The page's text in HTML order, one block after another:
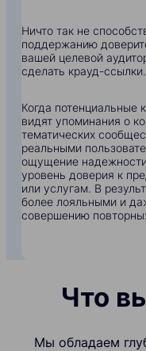
Ничто так не
поддержанию
вашей целевой
сделать крауд-ссылки.
Когда потенциальные
видят упоминания о
тематических
реальными
ощущение
уровень доверия к
или услугам. В
более лояльными и
совершению
Что
Мы обладаем